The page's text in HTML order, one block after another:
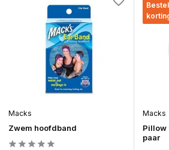
Macks
Zwem hoofdband
Macks
Pillow
paar